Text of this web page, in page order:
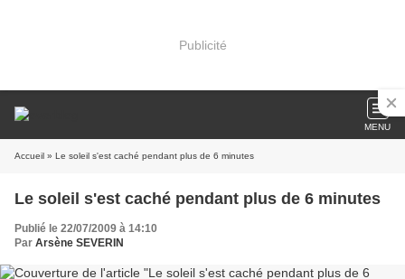
Publicité
MENU
Accueil » Le soleil s'est caché pendant plus de 6 minutes
Le soleil s'est caché pendant plus de 6 minutes
Publié le 22/07/2009 à 14:10
Par Arsène SEVERIN